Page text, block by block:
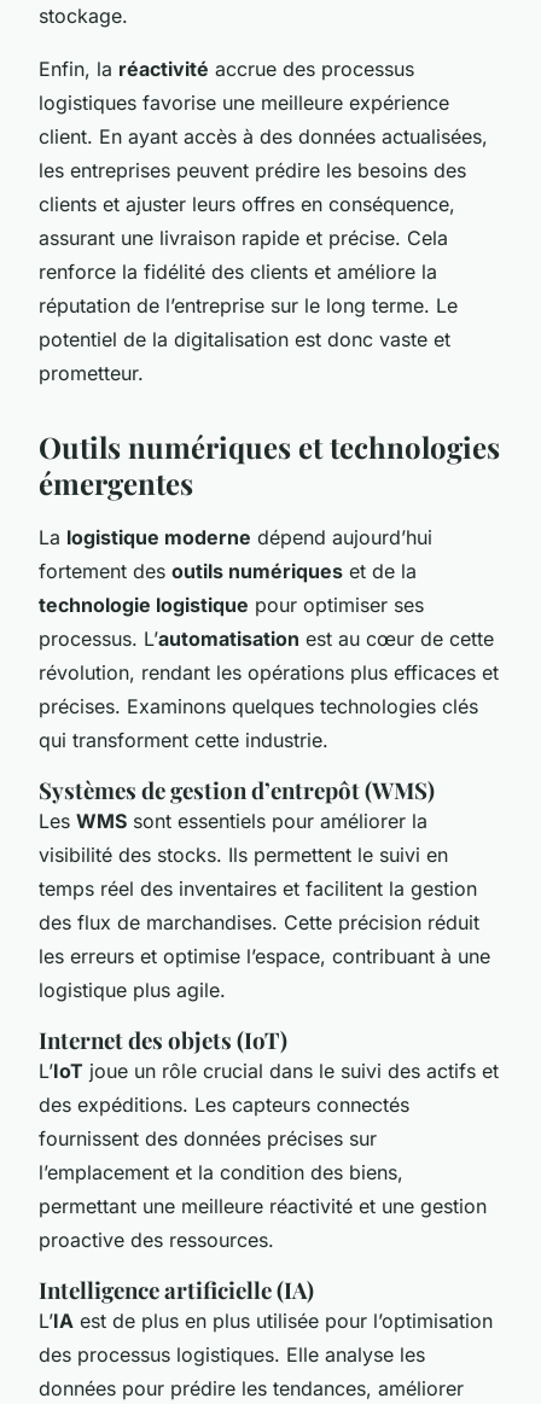
stockage.
Enfin, la réactivité accrue des processus
logistiques favorise une meilleure expérience
client. En ayant accès à des données actualisées,
les entreprises peuvent prédire les besoins des
clients et ajuster leurs offres en conséquence,
assurant une livraison rapide et précise. Cela
renforce la fidélité des clients et améliore la
réputation de l’entreprise sur le long terme. Le
potentiel de la digitalisation est donc vaste et
prometteur.
Outils numériques et technologies
émergentes
La logistique moderne dépend aujourd’hui
fortement des outils numériques et de la
technologie logistique pour optimiser ses
processus. L’automatisation est au cœur de cette
révolution, rendant les opérations plus efficaces et
précises. Examinons quelques technologies clés
qui transforment cette industrie.
Systèmes de gestion d’entrepôt (WMS)
Les WMS sont essentiels pour améliorer la
visibilité des stocks. Ils permettent le suivi en
temps réel des inventaires et facilitent la gestion
des flux de marchandises. Cette précision réduit
les erreurs et optimise l’espace, contribuant à une
logistique plus agile.
Internet des objets (IoT)
L’IoT joue un rôle crucial dans le suivi des actifs et
des expéditions. Les capteurs connectés
fournissent des données précises sur
l’emplacement et la condition des biens,
permettant une meilleure réactivité et une gestion
proactive des ressources.
Intelligence artificielle (IA)
L’IA est de plus en plus utilisée pour l’optimisation
des processus logistiques. Elle analyse les
données pour prédire les tendances, améliorer